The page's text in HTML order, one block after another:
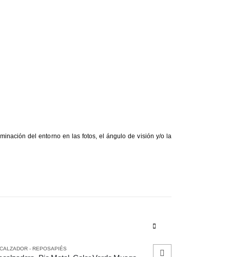
del entorno en las fotos, el ángulo de visión y/o la
- REPOSAPIÉS